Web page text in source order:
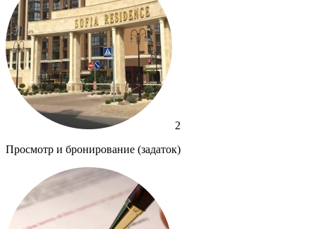
2
Просмотр и бронирование (задаток)